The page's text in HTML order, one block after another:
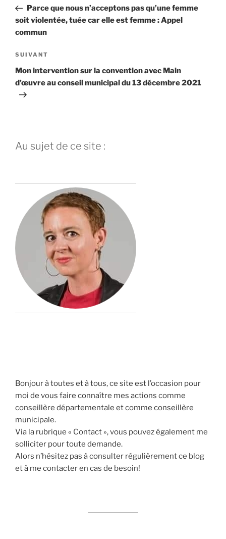
l’article
précédent
Parce que nous n’acceptons pas qu’une femme
soit violentée, tuée car elle est femme : Appel
commun
Article
suivant
SUIVANT
Mon intervention sur la convention avec Main
d’œuvre au conseil municipal du 13 décembre 2021
Au sujet de ce site :
Bonjour à toutes et à tous, ce site est l’occasion pour
moi de vous faire connaître mes actions comme
conseillère départementale et comme conseillère
municipale.
Via la rubrique « Contact », vous pouvez également me
solliciter pour toute demande.
Alors n’hésitez pas à consulter régulièrement ce blog
et à me contacter en cas de besoin!